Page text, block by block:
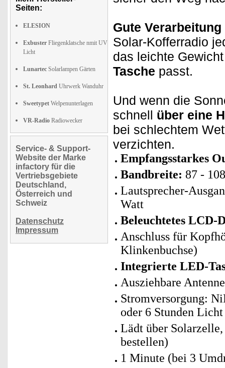
Seiten:
ELESION
Exbuster Fliegenklatsche nmit UV
Licht
Lunartec Solarlampen Gärten
St. Leonhard Uhrwerk Wanduhr
Sweetypet Welpenunterlagen
VR-Radio Radiowecker
Service- & Support-
Website der Marke
infactory für die
Vertriebsgebiete
Deutschland,
Österreich und
Schweiz
Datenschutz
Impressum
Gute Verarbeitung
Solar-Kofferradio
das leichte
Tasche passt.
Und wenn die
schnell über eine
bei schlechtem
verzichten.
Empfangsstarkes
Bandbreite: 87 -
Lautsprecher-
Watt
Beleuchtetes LCD-
Anschluss für
Klinkenbuchse)
Integrierte LED-
Ausziehbare
Stromversorgung:
oder 6 Stunden Licht
Lädt über
bestellen)
1 Minute (bei 3